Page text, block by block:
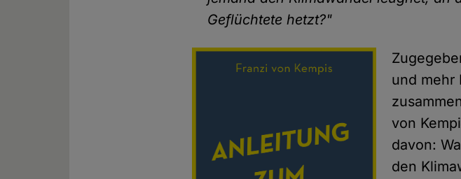
Geflüchtete hetzt?"
und mehr
von
davon:
den